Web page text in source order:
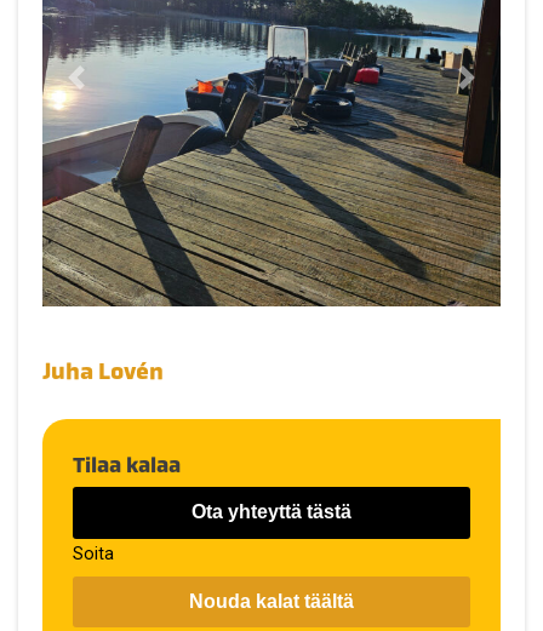
Edellinen
Juha Lovén
Tilaa kalaa
Ota yhteyttä tästä
Soita
Nouda kalat täältä